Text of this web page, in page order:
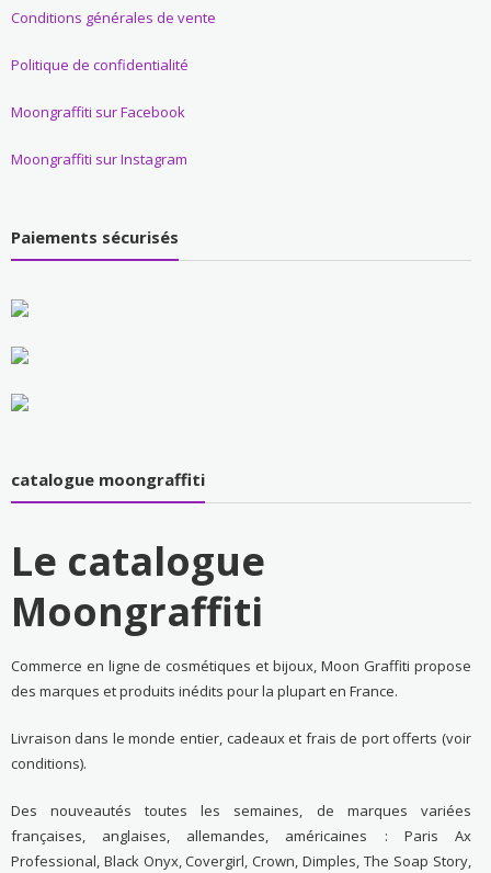
Conditions générales de vente
Politique de confidentialité
Moongraffiti sur Facebook
Moongraffiti sur Instagram
Paiements sécurisés
catalogue moongraffiti
Le catalogue
Moongraffiti
Commerce en ligne de cosmétiques et bijoux, Moon Graffiti propose
des marques et produits inédits pour la plupart en France.
Livraison dans le monde entier, cadeaux et frais de port offerts (voir
conditions).
Des nouveautés toutes les semaines, de marques variées
françaises, anglaises, allemandes, américaines : Paris Ax
Professional, Black Onyx, Covergirl, Crown, Dimples, The Soap Story,